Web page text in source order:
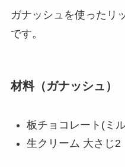
ガナッシュを使ったリ
です。
材料（ガナッシュ）
板チョコレート(ミ
生クリーム 大さじ2